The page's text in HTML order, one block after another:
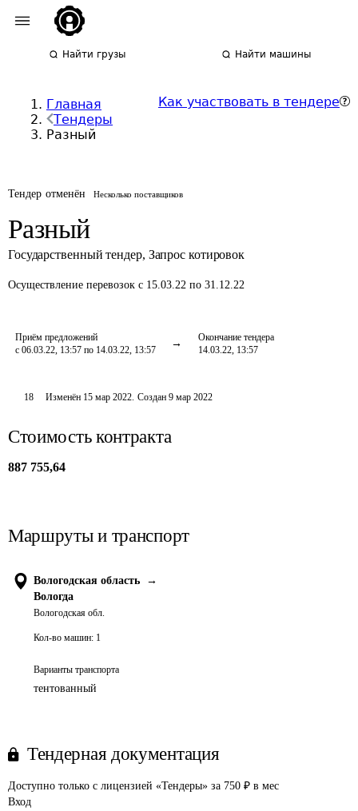
Найти грузы Найти машины
Главная
Тендеры
Разный
Как участвовать в тендере
Тендер отменён Несколько поставщиков
Разный
Государственный тендер, Запрос котировок
Осуществление перевозок с 15.03.22 по 31.12.22
Приём предложений
с 06.03.22, 13:57 по 14.03.22, 13:57
Окончание тендера
14.03.22, 13:57
18 Изменён 15 мар 2022. Создан 9 мар 2022
Стоимость контракта
887 755,64
Маршруты и транспорт
Вологодская область
→
Вологда
Вологодская обл.
Кол-во машин: 1
Варианты транспорта
тентованный
Тендерная документация
Доступно только с лицензией «Тендеры» за 750 ₽ в мес
Вход